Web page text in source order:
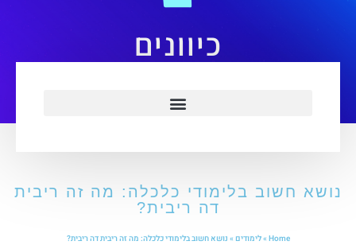
כיוונים
חשוב בלימודי כלכלה: מה זה ריבית
דה ריבית?
»לימודים»נושא חשוב בלימודי כלכלה: מה זה ריבית דה ריבית?